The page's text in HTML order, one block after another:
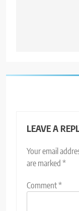
LEAVE A
Your email
are marked *
Comment*